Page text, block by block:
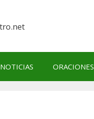
NOTICIAS ORACIONES